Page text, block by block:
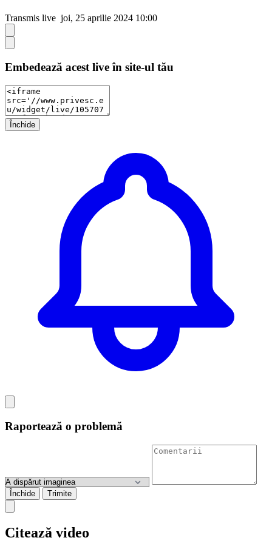
Transmis live joi, 25 aprilie 2024 10:00
Embedează acest live în site-ul tău
Închide
Raportează o problemă
Închide Trimite
Citează video